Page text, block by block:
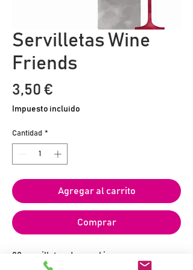
Servilletas Wine
Friends
3,50 €
Impuesto incluido
Cantidad *
Agregar al carrito
Comprar
20 servilletas de papel impresas en